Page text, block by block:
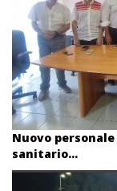
Nuovo
sanitario...